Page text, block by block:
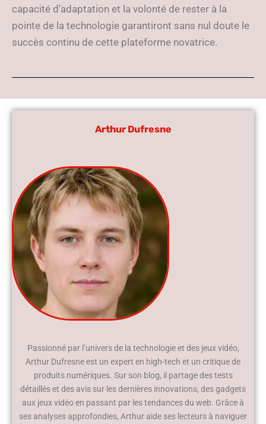
capacité d’adaptation et la volonté de rester à la
pointe de la technologie garantiront sans nul doute le
succès continu de cette plateforme novatrice.
Arthur Dufresne
Passionné par l’univers de la technologie et des jeux vidéo,
Arthur Dufresne est un expert en high-tech et un critique de
produits numériques. Sur son blog, il partage des tests
détaillés et des avis sur les dernières innovations, des gadgets
aux jeux vidéo en passant par les tendances du web. Grâce à
ses analyses approfondies, Arthur aide ses lecteurs à naviguer